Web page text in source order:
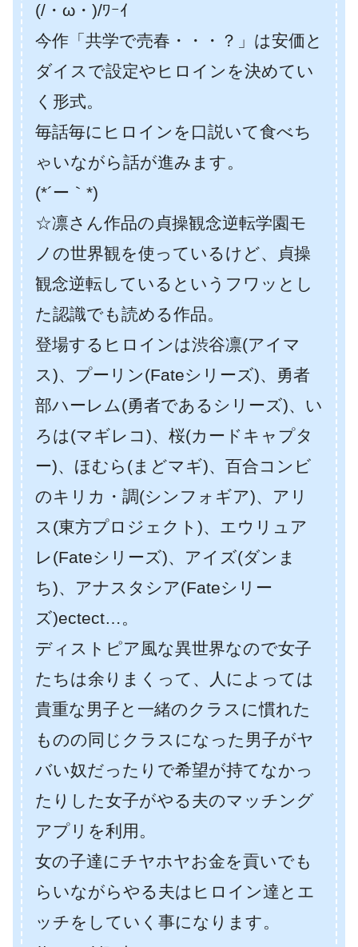
(/・ω・)/ﾜｰｲ
今作「共学で売春・・・？」は安価と
ダイスで設定やヒロインを決めてい
く形式。
毎話毎にヒロインを口説いて食べち
ゃいながら話が進みます。
(*´ー｀*)
☆凛さん作品の貞操観念逆転学園モ
ノの世界観を使っているけど、貞操
観念逆転しているというフワッとし
た認識でも読める作品。
登場するヒロインは渋谷凛(アイマ
ス)、プーリン(Fateシリーズ)、勇者
部ハーレム(勇者であるシリーズ)、い
ろは(マギレコ)、桜(カードキャプタ
ー)、ほむら(まどマギ)、百合コンビ
のキリカ・調(シンフォギア)、アリ
ス(東方プロジェクト)、エウリュア
レ(Fateシリーズ)、アイズ(ダンま
ち)、アナスタシア(Fateシリー
ズ)ectect…。
ディストピア風な異世界なので女子
たちは余りまくって、人によっては
貴重な男子と一緒のクラスに慣れた
ものの同じクラスになった男子がヤ
バい奴だったりで希望が持てなかっ
たりした女子がやる夫のマッチング
アプリを利用。
女の子達にチヤホヤお金を貢いでも
らいながらやる夫はヒロイン達とエ
ッチをしていく事になります。